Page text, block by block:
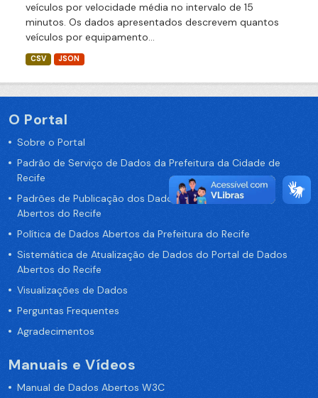
veículos por velocidade média no intervalo de 15
minutos. Os dados apresentados descrevem quantos
veículos por equipamento...
CSV JSON
O Portal
Sobre o Portal
Padrão de Serviço de Dados da Prefeitura da Cidade de
Recife
Padrões de Publicação dos Dados no Portal de Dados
Abertos do Recife
Política de Dados Abertos da Prefeitura do Recife
Sistemática de Atualização de Dados do Portal de Dados
Abertos do Recife
Visualizações de Dados
Perguntas Frequentes
Agradecimentos
Manuais e Vídeos
Manual de Dados Abertos W3C